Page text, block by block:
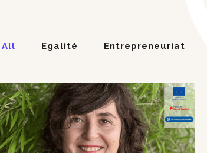
All Egalité Entrepreneuriat